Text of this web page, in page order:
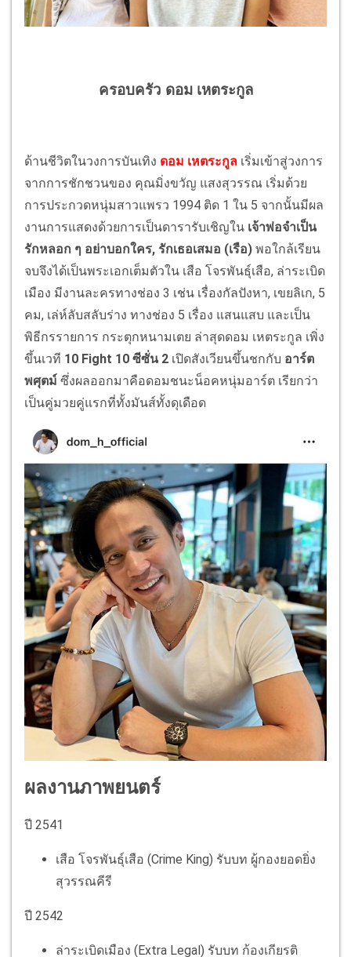
ครอบครัว ดอม เหตระกูล
ด้านชีวิตในวงการบันเทิง ดอม เหตระกูล เริ่มเข้าสู่วงการ
จากการชักชวนของ คุณมิ่งขวัญ แสงสุวรรณ เริ่มด้วย
การประกวดหนุ่มสาวแพรว 1994 ติด 1 ใน 5 จากนั้นมีผล
งานการแสดงด้วยการเป็นดารารับเชิญใน เจ้าพ่อจำเป็น
รักหลอก ๆ อย่าบอกใคร, รักเธอเสมอ (เรือ) พอใกล้เรียน
จบจึงได้เป็นพระเอกเต็มตัวใน เสือ โจรพันธุ์เสือ, ล่าระเบิด
เมือง มีงานละครทางช่อง 3 เช่น เรื่องกัลปังหา, เขยลิเก, 5
คม, เล่ห์ลับสลับร่าง ทางช่อง 5 เรื่อง แสนแสบ และเป็น
พิธีกรรายการ กระตุกหนามเตย ล่าสุดดอม เหตระกูล เพิ่ง
ขึ้นเวที 10 Fight 10 ซีซั่น 2 เปิดสังเวียนขึ้นชกกับ อาร์ต
พศุตม์ ซึ่งผลออกมาคือดอมชนะน็อคหนุ่มอาร์ต เรียกว่า
เป็นคู่มวยคู่แรกที่ทั้งมันส์ทั้งดุเดือด
ผลงานภาพยนตร์
ปี 2541
เสือ โจรพันธุ์เสือ (Crime King) รับบท ผู้กองยอดยิ่ง
สุวรรณคีรี
ปี 2542
ล่าระเบิดเมือง (Extra Legal) รับบท ก้องเกียรติ